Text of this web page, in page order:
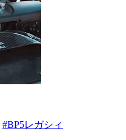
#BP5レガシィ